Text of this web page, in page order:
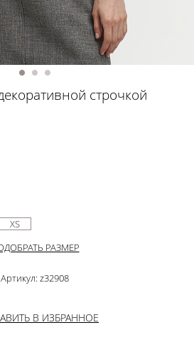
строчкой
XS
РАЗМЕР
Артикул: z32908
В ИЗБРАННОЕ